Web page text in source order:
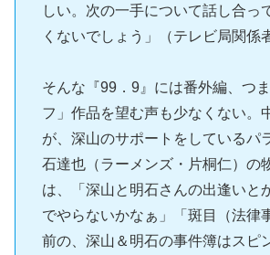
しい。次の一手について話し合っ
くないでしょう」（テレビ局関係
そんな『99．9』には番外編、つ
フ」作品を望む声も少なくない。
が、深山のサポートをしているパ
石達也（ラーメンズ・片桐仁）の
は、「深山と明石さんの出逢いと
でやらないかなぁ」「斑目（法律
前の、深山＆明石の事件簿はスピ